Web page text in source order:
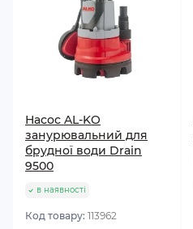
Насос AL-KO
занурювальний для
брудної води Drain
9500
в наявності
Код товару: 113962